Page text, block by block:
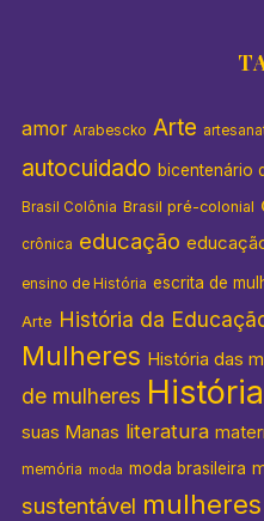
amor Arabescko Arte
autocuidado bicentenário
Brasil Colônia Brasil pré-colonial
crônica educação
ensino de História escrita de
Arte História da
Mulheres História das
de mulheres
suas Manas literatura
memória moda moda brasileira
sustentável mulheres